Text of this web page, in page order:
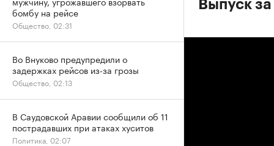
Выпуск
бомбу на рейсе
Общество, 02:31
Во Внуково предупредили о
задержках рейсов из-за грозы
Общество, 02:13
В Саудовской Аравии сообщили об 11
пострадавших при атаках хуситов
Политика, 02:07